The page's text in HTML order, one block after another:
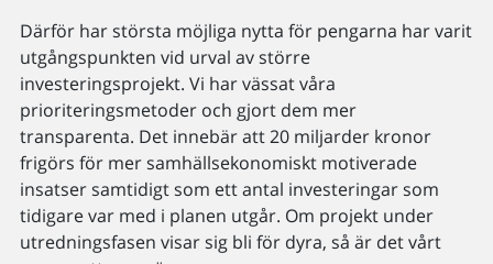
Därför har största möjliga nytta för pengarna har varit
utgångspunkten vid urval av större
investeringsprojekt. Vi har vässat våra
prioriteringsmetoder och gjort dem mer
transparenta. Det innebär att 20 miljarder kronor
frigörs för mer samhällsekonomiskt motiverade
insatser samtidigt som ett antal investeringar som
tidigare var med i planen utgår. Om projekt under
utredningsfasen visar sig bli för dyra, så är det vårt